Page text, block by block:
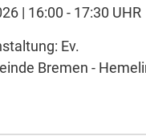
| 16:00 - 17:30 UHR
Ev.
Bremen -